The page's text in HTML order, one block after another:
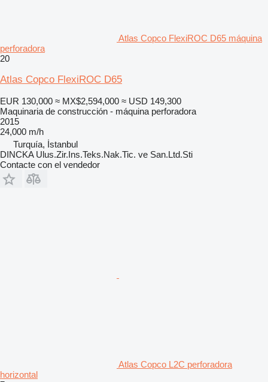
Atlas Copco FlexiROC D65 máquina
perforadora
20
Atlas Copco FlexiROC D65
EUR 130,000 ≈ MX$2,594,000 ≈ USD 149,300
Maquinaria de construcción - máquina perforadora
2015
24,000 m/h
Turquía, İstanbul
DINCKA Ulus.Zir.Ins.Teks.Nak.Tic. ve San.Ltd.Sti
Contacte con el vendedor
Atlas Copco L2C perforadora
horizontal